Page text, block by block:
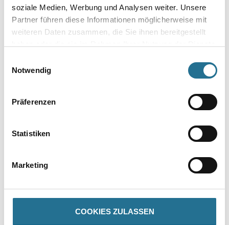
soziale Medien, Werbung und Analysen weiter. Unsere
Partner führen diese Informationen möglicherweise mit
weiteren Daten zusammen, die Sie ihnen bereitgestellt
Notwendig
Präferenzen
Statistiken
Marketing
COOKIES ZULASSEN
PRODUKTEIGENSCHAFTEN
Produkteigenschaft
- Ungepolstert
- Walzenkern D=46mm